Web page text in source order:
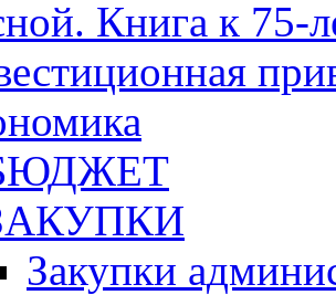
Книга к 75-
Закупки